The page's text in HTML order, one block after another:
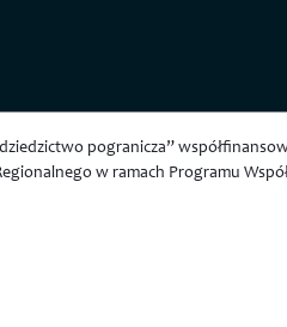
pogranicza”
w ramach Programu